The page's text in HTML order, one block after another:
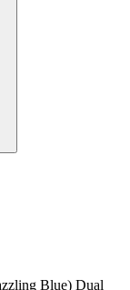
Blue) Dual